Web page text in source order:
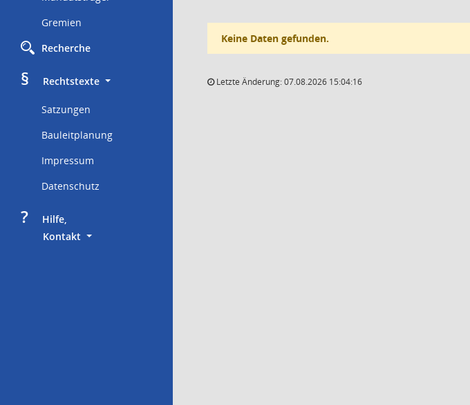
Gremien
Recherche
§
     Rechtstexte
Satzungen
Bauleitplanung
Impressum
Datenschutz
?
     Hilfe,
Kontakt
Keine Daten gefunden.
Letzte Änderung: 07.08.2026 15:04:16